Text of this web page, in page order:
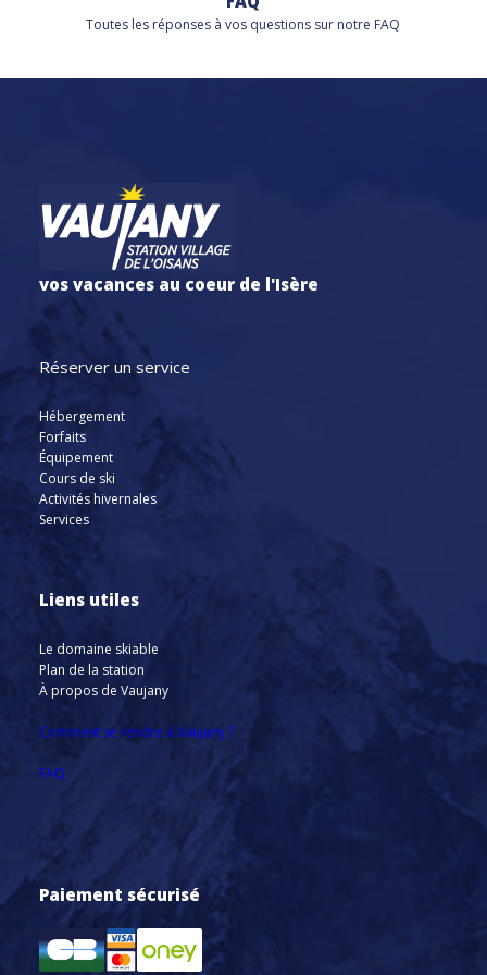
Toutes les réponses à vos questions sur notre FAQ
vos vacances au coeur de l'Isère
Réserver un service
Hébergement
Forfaits
Équipement
Cours de ski
Activités hivernales
Services
Liens utiles
Le domaine skiable
Plan de la station
À propos de Vaujany
Comment se rendre à Vaujany ?
FAQ
Paiement sécurisé